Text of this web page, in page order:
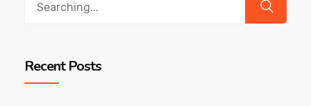
Recent Posts